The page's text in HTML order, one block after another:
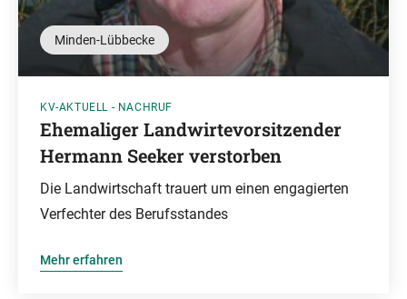
Minden-Lübbecke
KV-AKTUELL - NACHRUF
Ehemaliger Landwirtevorsitzender
Hermann Seeker verstorben
Die Landwirtschaft trauert um einen engagierten
Verfechter des Berufsstandes
Mehr erfahren